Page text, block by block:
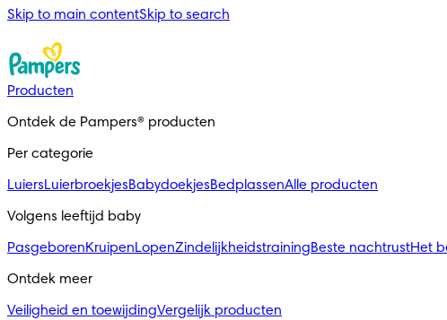
Skip to main contentSkip to search
Producten
Ontdek de Pampers® producten
Per categorie
LuiersLuierbroekjesBabydoekjesBedplassenAlle producten
Volgens leeftijd baby
PasgeborenKruipenLopenZindelijkheidstrainingBeste nachtrustHet
Ontdek meer
Veiligheid en toewijdingVergelijk producten